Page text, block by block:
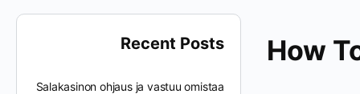
How
Recent Posts
Salakasinon ohjaus ja vastuu omistaa